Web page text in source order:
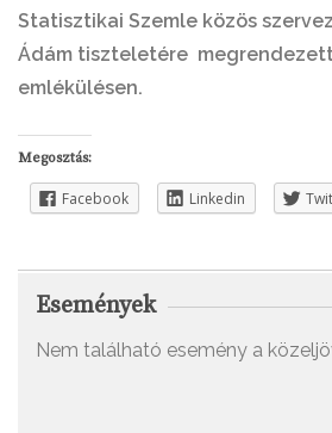
Statisztikai Szemle közös
Ádám tiszteletére
emlékülésen.
Megosztás:
Facebook Linkedin
Események
Nem található esemény a